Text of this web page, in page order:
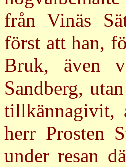
från Vinäs
först att han,
Bruk, även
Sandberg,
tillkännagivit,
herr Prosten
under resan